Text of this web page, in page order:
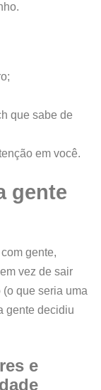
que sabe de
em você.
gente
gente,
vez de sair
que seria uma
gente decidiu
e